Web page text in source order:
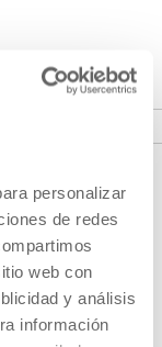
personalizar
de redes
web con
y análisis
información